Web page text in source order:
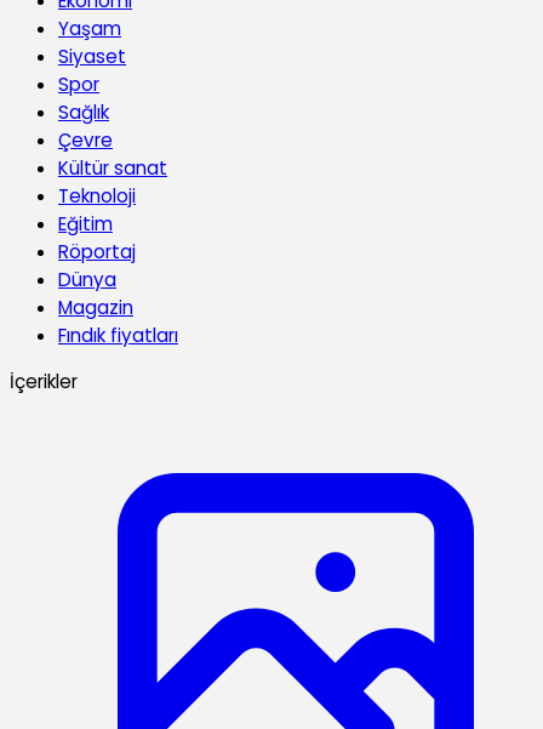
Yaşam
Siyaset
Spor
Sağlık
Çevre
Kültür sanat
Teknoloji
Eğitim
Röportaj
Dünya
Magazin
Fındık fiyatları
İçerikler